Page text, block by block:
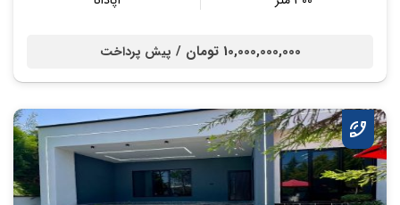
10,000,000,000 تومان / پیش پرداخت